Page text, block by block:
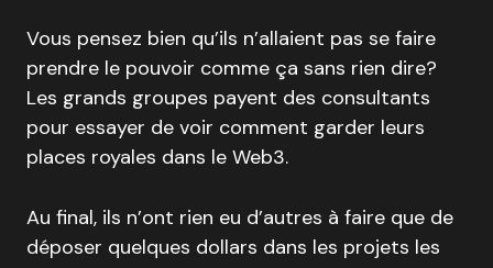
Vous pensez bien qu’ils n’allaient pas se faire
prendre le pouvoir comme ça sans rien dire?
Les grands groupes payent des consultants
pour essayer de voir comment garder leurs
places royales dans le Web3.
Au final, ils n’ont rien eu d’autres à faire que de
déposer quelques dollars dans les projets les